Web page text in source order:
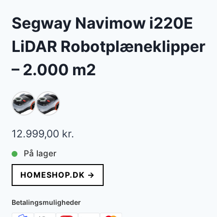
Segway Navimow i220E
LiDAR Robotplæneklipper
– 2.000 m2
12.999,00 kr.
På lager
HOMESHOP.DK →
Betalingsmuligheder